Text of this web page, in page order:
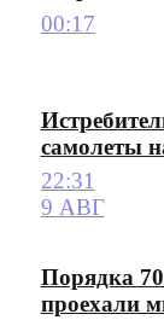
00:17
самолеты
22:31
9 АВГ
Порядка
проехали